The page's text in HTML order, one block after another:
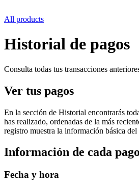
All products
Historial de pagos
Consulta todas tus transacciones
Ver tus pagos
En la sección de Historial encontrarás
has realizado, ordenadas de la más
registro muestra la información básica del
Información de cada pago
Fecha y hora